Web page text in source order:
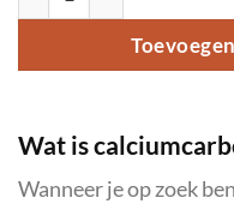
Wat is
Wanneer je op zoek